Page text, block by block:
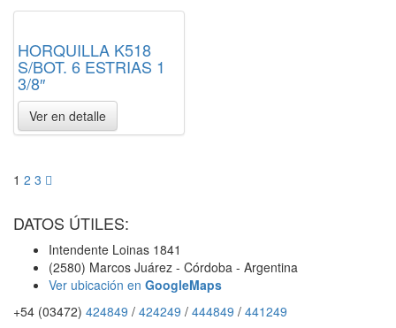
HORQUILLA K518
S/BOT. 6 ESTRIAS 1
3/8″
Ver en detalle
.1 2 3
DATOS ÚTILES:
Intendente Loinas 1841
(2580) Marcos Juárez - Córdoba - Argentina
Ver ubicación en GoogleMaps
+54 (03472) 424849 / 424249 / 444849 / 441249